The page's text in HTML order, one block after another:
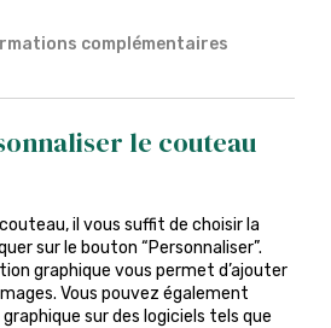
complémentaires
le couteau
il vous suffit de choisir la
sur le bouton “Personnaliser”.
graphique vous permet d’ajouter
Vous pouvez également
sur des logiciels tels que